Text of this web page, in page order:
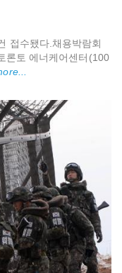
접수됐다.채용박람회
론토 에너케어센터(100